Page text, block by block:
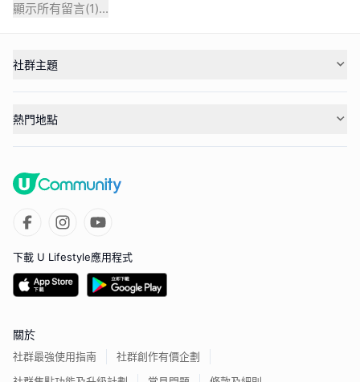
顯示所有留言(1)...
社群主題
熱門地點
下載 U Lifestyle應用程式
關於
社群最強使用指南
社群創作有價企劃